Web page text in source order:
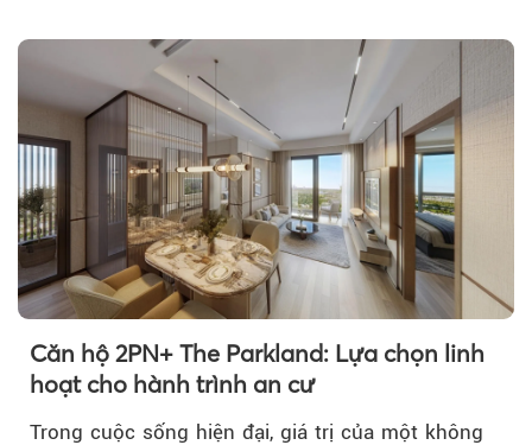
Căn hộ 2PN+ The Parkland: Lựa chọn linh
hoạt cho hành trình an cư
Trong cuộc sống hiện đại, giá trị của một không